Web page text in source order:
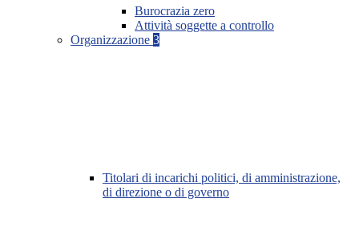
Burocrazia zero
Attività soggette a controllo
Organizzazione 3
Titolari di incarichi politici, di amministrazione,
di direzione o di governo